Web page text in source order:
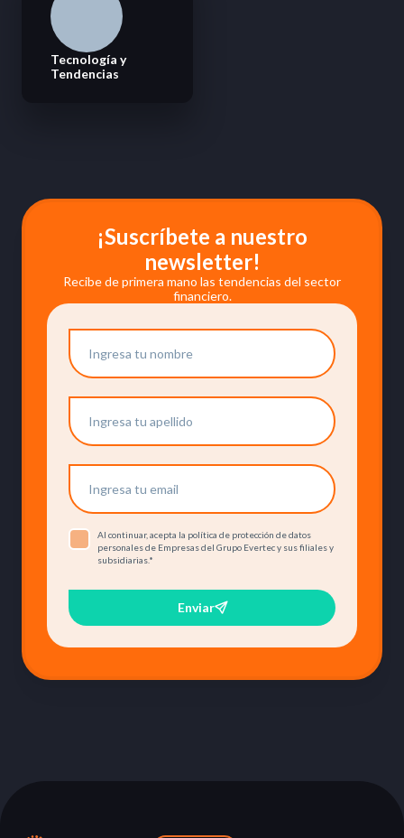
Tecnología y
Tendencias
¡Suscríbete a nuestro
newsletter!
Recibe de primera mano las tendencias del sector
financiero.
Al continuar, acepta la política de protección de datos
personales de Empresas del Grupo Evertec y sus filiales y
subsidiarias.*
Enviar